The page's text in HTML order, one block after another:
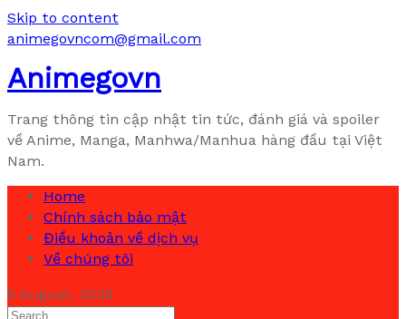
Skip to content
animegovncom@gmail.com
Animegovn
Trang thông tin cập nhật tin tức, đánh giá và spoiler
về Anime, Manga, Manhwa/Manhua hàng đầu tại Việt
Nam.
Home
Chính sách bảo mật
Điều khoản về dịch vụ
Về chúng tôi
6 August, 2026